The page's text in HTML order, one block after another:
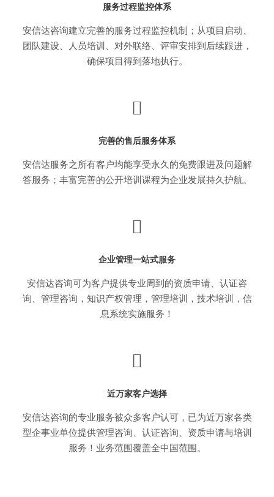
服务过程监控体系
安信达咨询建立完善的服务过程监控机制；从项目启动、
团队建设、人员培训、对外联络、评审安排到后续跟进，
确保项目得到落地执行。
完善的售后服务体系
安信达服务之所有客户均能享受永久的免费跟进及问题解
答服务；丰富完善的公开培训课程为企业发展持久护航。
企业管理一站式服务
安信达咨询可为客户提供专业周到的资质申请、认证咨
询、管理咨询，知识产权管理，管理培训，技术培训，信
息系统实施服务！
近万家客户选择
安信达咨询的专业服务被众多客户认可，已为近万家各类
型企事业单位提供管理咨询、认证咨询、资质申请与培训
服务！业务范围覆盖全中国范围。